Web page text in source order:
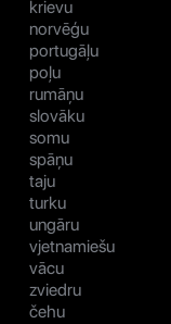
krievu
norvēģu
portugāļu
poļu
rumāņu
slovāku
somu
spāņu
taju
turku
ungāru
vjetnamiešu
vācu
zviedru
čehu